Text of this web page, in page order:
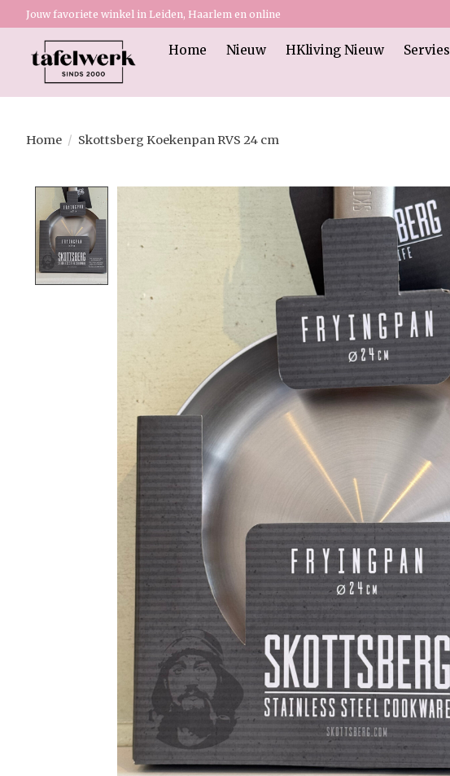
Jouw favoriete winkel in Leiden, Haarlem en online
Home Nieuw HKliving Nieuw Servies
Home / Skottsberg Koekenpan RVS 24 cm
Product image slideshow Items